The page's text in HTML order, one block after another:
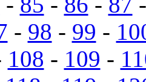
- 98 - 99 -
108 - 109 -